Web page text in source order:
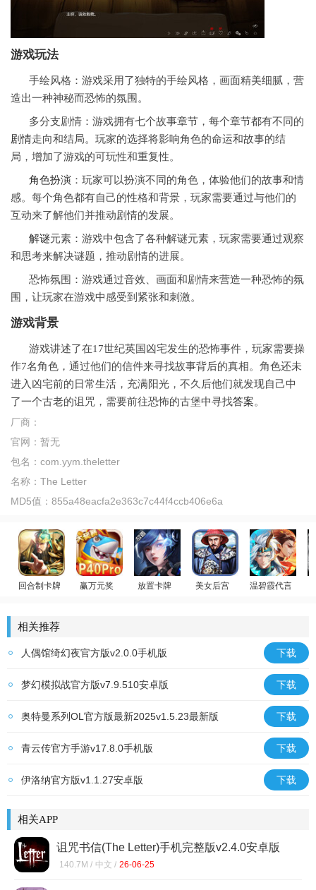
游戏玩法
手绘风格：游戏采用了独特的手绘风格，画面精美细腻，营
造出一种神秘而恐怖的氛围。
多分支剧情：游戏拥有七个故事章节，每个章节都有不同的
剧情走向和结局。玩家的选择将影响角色的命运和故事的结
局，增加了游戏的可玩性和重复性。
角色扮演 ：玩家可以扮演不同的角色，体验他们的故事和情
感。每个角色都有自己的性格和背景，玩家需要通过与他们的
互动来了解他们并推动剧情的发展。
解谜元素：游戏中包含了各种解谜元素，玩家需要通过观察
和思考来解决谜题，推动剧情的进展。
恐怖氛围：游戏通过音效、画面和剧情来营造一种恐怖的氛
围，让玩家在游戏中感受到紧张和刺激。
游戏背景
游戏讲述了在17世纪英国凶宅发生的恐怖事件，玩家需要操
作7名角色，通过他们的信件来寻找故事背后的真相。角色还未
进入凶宅前的日常生活，充满阳光，不久后他们就发现自己中
了一个古老的诅咒，需要前往恐怖的古堡中寻找答案。
厂商：
官网： 暂无
包名： com.yym.theletter
名称： The Letter
MD5值： 855a48eacfa2e363c7c44f4ccb406e6a
回合制卡牌
赢万元奖
放置卡牌
美女后宫
温碧霞代言
相关推荐
人偶馆绮幻夜官方版v2.0.0手机版 下载
梦幻模拟战官方版v7.9.510安卓版 下载
奥特曼系列OL官方版最新2025v1.5.23最新版 下载
青云传官方手游v17.8.0手机版 下载
伊洛纳官方版v1.1.27安卓版 下载
相关APP
诅咒书信(The Letter)手机完整版v2.4.0安卓版
140.7M / 中文 / 26-06-25